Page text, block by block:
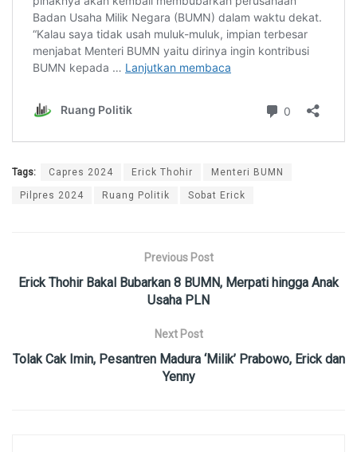
Tags: Capres 2024 Erick Thohir Menteri BUMN
Pilpres 2024 Ruang Politik Sobat Erick
Previous Post
Erick Thohir Bakal Bubarkan 8 BUMN, Merpati hingga Anak
Usaha PLN
Next Post
Tolak Cak Imin, Pesantren Madura ‘Milik’ Prabowo, Erick dan
Yenny